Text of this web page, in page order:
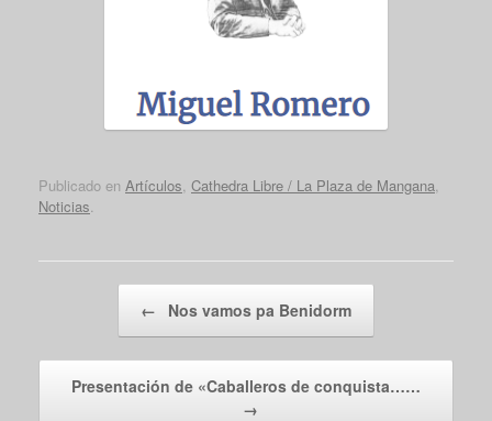
Publicado en Artículos Cathedra Libre / La Plaza de Mangana
Noticias
← Nos vamos pa Benidorm
Presentación de «Caballeros de conquista……
→